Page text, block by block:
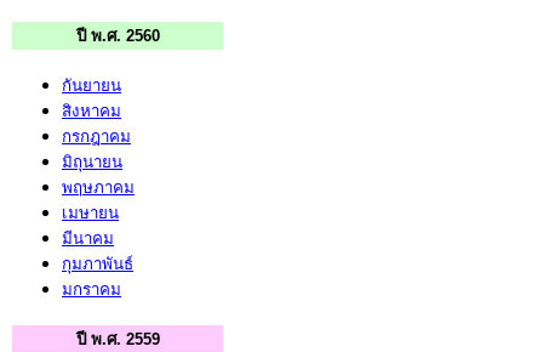
ปี พ.ศ. 2560
กันยายน
สิงหาคม
กรกฎาคม
มิถุนายน
พฤษภาคม
เมษายน
มีนาคม
กุมภาพันธ์
มกราคม
ปี พ.ศ. 2559